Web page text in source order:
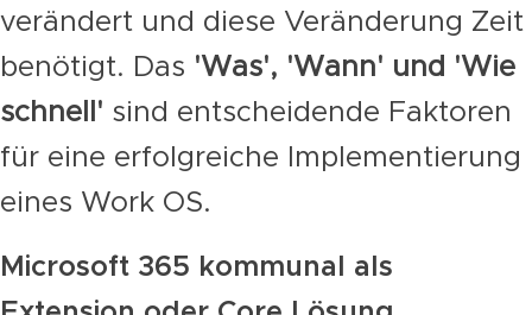
verändert und diese Veränderung Zeit
benötigt. Das 'Was', 'Wann' und 'Wie
schnell' sind entscheidende Faktoren
für eine erfolgreiche Implementierung
eines Work OS.
Microsoft 365 kommunal als